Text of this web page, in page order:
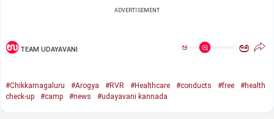
ADVERTISEMENT
TEAM UDAYAVANI ಅ ಅ
#Chikkamagaluru #Arogya #RVR #Healthcare #conducts #free
#health
check-up
#camp #news #udayavani kannada